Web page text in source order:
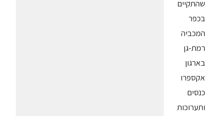
שהתקיים
בכפר
המכביה
רמת-גן
בארגון
אקספרו
כנסים
ותערוכות